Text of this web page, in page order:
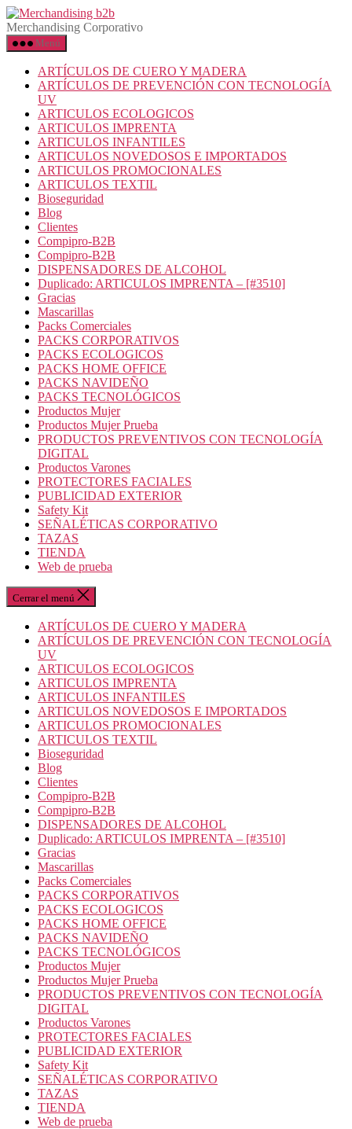
Merchandising Corporativo
Menú
ARTÍCULOS DE CUERO Y MADERA
ARTÍCULOS DE PREVENCIÓN CON TECNOLOGÍA
UV
ARTICULOS ECOLOGICOS
ARTICULOS IMPRENTA
ARTICULOS INFANTILES
ARTICULOS NOVEDOSOS E IMPORTADOS
ARTICULOS PROMOCIONALES
ARTICULOS TEXTIL
Bioseguridad
Blog
Clientes
Compipro-B2B
Compipro-B2B
DISPENSADORES DE ALCOHOL
Duplicado: ARTICULOS IMPRENTA – [#3510]
Gracias
Mascarillas
Packs Comerciales
PACKS CORPORATIVOS
PACKS ECOLOGICOS
PACKS HOME OFFICE
PACKS NAVIDEÑO
PACKS TECNOLÓGICOS
Productos Mujer
Productos Mujer Prueba
PRODUCTOS PREVENTIVOS CON TECNOLOGÍA
DIGITAL
Productos Varones
PROTECTORES FACIALES
PUBLICIDAD EXTERIOR
Safety Kit
SEÑALÉTICAS CORPORATIVO
TAZAS
TIENDA
Web de prueba
Cerrar el menú
ARTÍCULOS DE CUERO Y MADERA
ARTÍCULOS DE PREVENCIÓN CON TECNOLOGÍA
UV
ARTICULOS ECOLOGICOS
ARTICULOS IMPRENTA
ARTICULOS INFANTILES
ARTICULOS NOVEDOSOS E IMPORTADOS
ARTICULOS PROMOCIONALES
ARTICULOS TEXTIL
Bioseguridad
Blog
Clientes
Compipro-B2B
Compipro-B2B
DISPENSADORES DE ALCOHOL
Duplicado: ARTICULOS IMPRENTA – [#3510]
Gracias
Mascarillas
Packs Comerciales
PACKS CORPORATIVOS
PACKS ECOLOGICOS
PACKS HOME OFFICE
PACKS NAVIDEÑO
PACKS TECNOLÓGICOS
Productos Mujer
Productos Mujer Prueba
PRODUCTOS PREVENTIVOS CON TECNOLOGÍA
DIGITAL
Productos Varones
PROTECTORES FACIALES
PUBLICIDAD EXTERIOR
Safety Kit
SEÑALÉTICAS CORPORATIVO
TAZAS
TIENDA
Web de prueba